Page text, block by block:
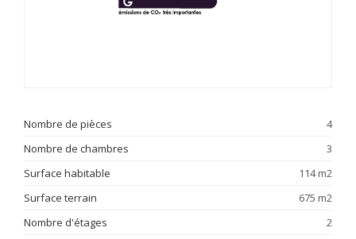
Nombre de pièces
4
Nombre de chambres
3
Surface habitable
114 m2
Surface terrain
675 m2
Nombre d'étages
2